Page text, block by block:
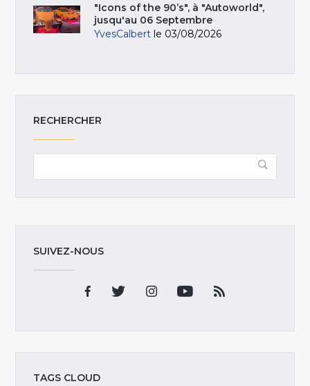
"Icons of the 90’s", à "Autoworld",
jusqu'au 06 Septembre
YvesCalbert le 03/08/2026
RECHERCHER
SUIVEZ-NOUS
TAGS CLOUD